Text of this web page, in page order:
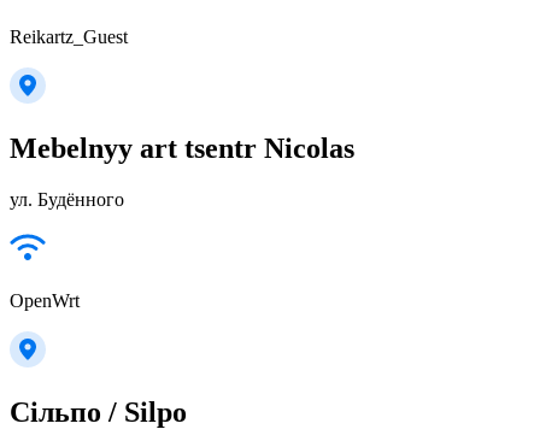
Reikartz_Guest
Mebelnyy art tsentr Nicolas
ул. Будённого
OpenWrt
Сільпо / Silpo